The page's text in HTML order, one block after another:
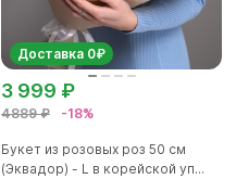
Доставка 0₽
4889 ₽ -18%
3 999 ₽
Букет из розовых роз 50 см
(Эквадор) - L в корейской уп...